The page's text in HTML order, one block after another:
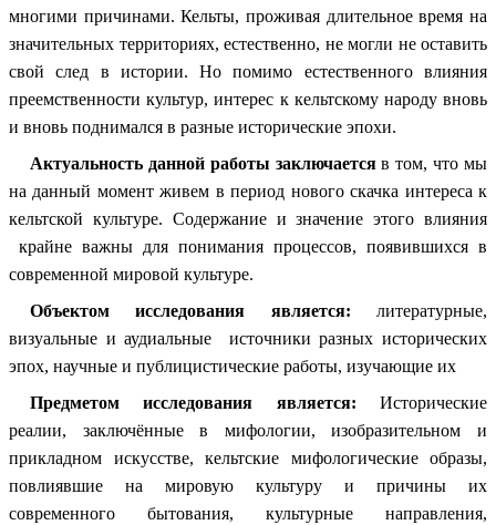
многими причинами. Кельты, проживая длительное время на
значительных территориях, естественно, не могли не оставить
свой след в истории. Но помимо естественного влияния
преемственности культур, интерес к кельтскому народу вновь
и вновь поднимался в разные исторические эпохи.
Актуальность данной работы заключаетсяв том, что мы
на данный момент живем в период нового скачка интереса к
кельтской культуре. Содержание и значение этого влияния
крайне важны для понимания процессов, появившихся в
современной мировой культуре.
Объектом исследования является: литературные,
визуальные и аудиальные источники разных исторических
эпох, научные и публицистические работы, изучающие их
Предметом исследования является: Исторические
реалии, заключённые в мифологии, изобразительном и
прикладном искусстве, кельтские мифологические образы,
повлиявшие на мировую культуру и причины их
современного бытования, культурные направления,